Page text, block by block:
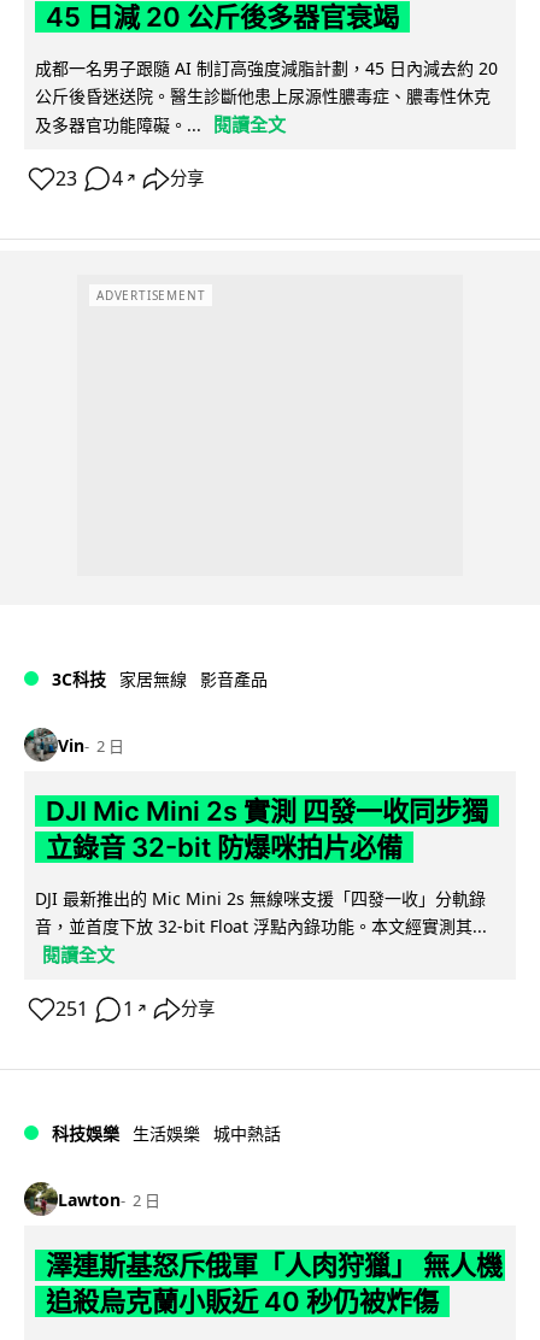
45 日減 20 公斤後多器官衰竭
成都一名男子跟隨 AI 制訂高強度減脂計劃，45 日內減去約 20
公斤後昏迷送院。醫生診斷他患上尿源性膿毒症、膿毒性休克
及多器官功能障礙。...
閱讀全文
23 4 ↗ 分享
ADVERTISEMENT
3C科技 家居無線 影音產品
Vin 2 日
DJI Mic Mini 2s 實測 四發一收同步獨
立錄音 32-bit 防爆咪拍片必備
DJI 最新推出的 Mic Mini 2s 無線咪支援「四發一收」分軌錄
音，並首度下放 32-bit Float 浮點內錄功能。本文經實測其...
閱讀全文
251 1 ↗ 分享
科技娛樂 生活娛樂 城中熱話
Lawton 2 日
澤連斯基怒斥俄軍「人肉狩獵」 無人機
追殺烏克蘭小販近 40 秒仍被炸傷